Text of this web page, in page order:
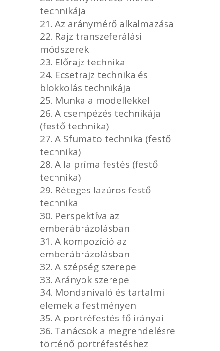
technikája
Az aránymérő alkalmazása
Rajz transzeferálási
módszerek
Előrajz technika
Ecsetrajz technika és
blokkolás technikája
Munka a modellekkel
A csempézés technikája
(festő technika)
A Sfumato technika (festő
technika)
A la príma festés (festő
technika)
Réteges lazúros festő
technika
Perspektíva az
emberábrázolásban
A kompozíció az
emberábrázolásban
A szépség szerepe
Arányok szerepe
Mondanivaló és tartalmi
elemek a festményen
A portréfestés fő irányai
Tanácsok a megrendelésre
történő portréfestéshez